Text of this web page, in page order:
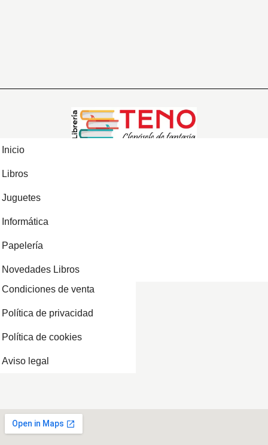
Inicio
Libros
Juguetes
Informática
Papelería
Novedades Libros
Condiciones de venta
Política de privacidad
Política de cookies
Aviso legal